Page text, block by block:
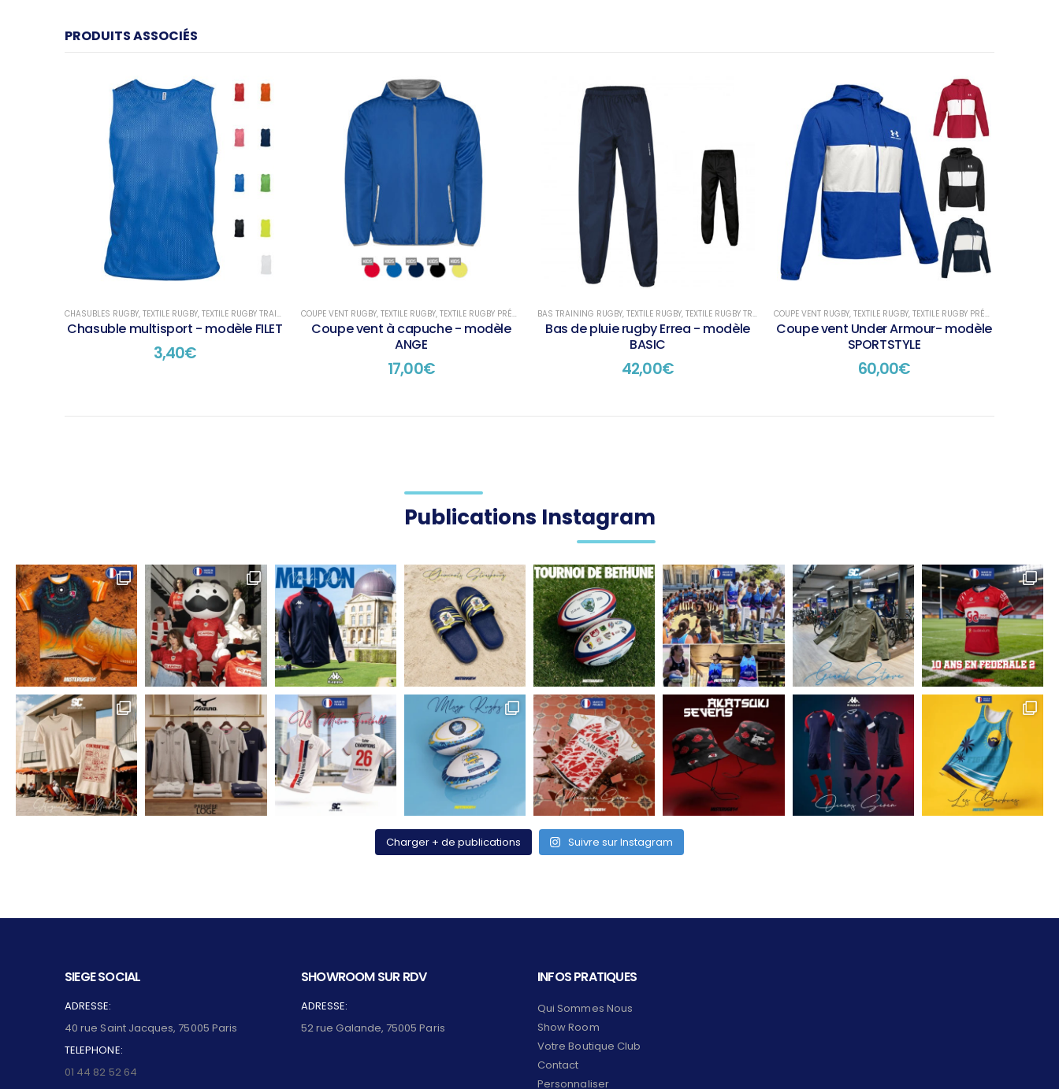
PRODUITS ASSOCIÉS
CHASUBLES RUGBY, TEXTILE RUGBY, TEXTILE RUGBY TRAINING
Chasuble multisport - modèle FILET
3,40€
COUPE VENT RUGBY, TEXTILE RUGBY, TEXTILE RUGBY PRÉSENTATION
Coupe vent à capuche - modèle
ANGE
17,00€
BAS TRAINING RUGBY, TEXTILE RUGBY, TEXTILE RUGBY TRAINING
Bas de pluie rugby Errea - modèle
BASIC
42,00€
COUPE VENT RUGBY, TEXTILE RUGBY, TEXTILE RUGBY PRÉSENTATION
Coupe vent Under Armour- modèle
SPORTSTYLE
60,00€
Publications Instagram
Charger + de publications Suivre sur Instagram
SIEGE SOCIAL
ADRESSE:
40 rue Saint Jacques, 75005 Paris
TELEPHONE:
01 44 82 52 64
SHOWROOM SUR RDV
ADRESSE:
52 rue Galande, 75005 Paris
INFOS PRATIQUES
Qui Sommes Nous
Show Room
Votre Boutique Club
Contact
Personnaliser